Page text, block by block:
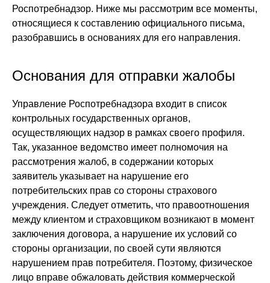
Роспотребнадзор. Ниже мы рассмотрим все моменты,
относящиеся к составлению официального письма,
разобравшись в основаниях для его направления.
Основания для отправки жалобы
Управление Роспотребнадзора входит в список
контрольных государственных органов,
осуществляющих надзор в рамках своего профиля.
Так, указанное ведомство имеет полномочия на
рассмотрения жалоб, в содержании которых
заявитель указывает на нарушение его
потребительских прав со стороны страхового
учреждения. Следует отметить, что правоотношения
между клиентом и страховщиком возникают в момент
заключения договора, а нарушение их условий со
стороны организации, по своей сути являются
нарушением прав потребителя. Поэтому, физическое
лицо вправе обжаловать действия коммерческой